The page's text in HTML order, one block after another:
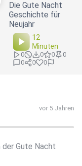
Die Gute Nacht
Geschichte für
Neujahr
12
Minuten
0 0 0
0
0
0 0
vor 5 Jahren
der Gute Nacht